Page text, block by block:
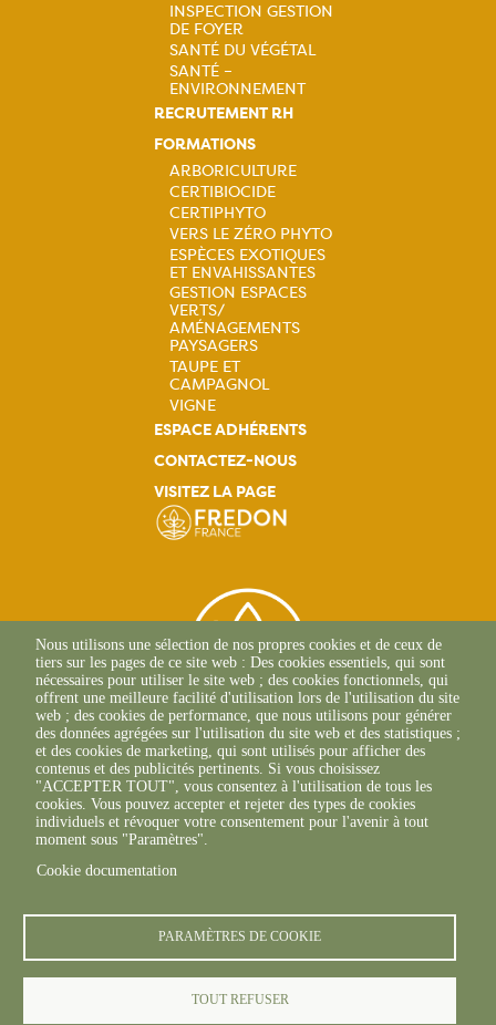
Navigation
principale
INSPECTION GESTION
DE FOYER
SANTÉ DU VÉGÉTAL
SANTÉ –
ENVIRONNEMENT
RECRUTEMENT RH
FORMATIONS
Navigation
principale
ARBORICULTURE
CERTIBIOCIDE
CERTIPHYTO
VERS LE ZÉRO PHYTO
ESPÈCES EXOTIQUES
ET ENVAHISSANTES
GESTION ESPACES
VERTS/
AMÉNAGEMENTS
PAYSAGERS
TAUPE ET
CAMPAGNOL
VIGNE
ESPACE ADHÉRENTS
CONTACTEZ-NOUS
VISITEZ LA PAGE
2 Allée Du Lazio
69800 SAINT-PRIEST
+33(0)4 37 43 40 70
footer6content
Nous utilisons une sélection de nos propres cookies et de ceux de
tiers sur les pages de ce site web : Des cookies essentiels, qui sont
nécessaires pour utiliser le site web ; des cookies fonctionnels, qui
offrent une meilleure facilité d'utilisation lors de l'utilisation du site
web ; des cookies de performance, que nous utilisons pour générer
des données agrégées sur l'utilisation du site web et des statistiques ;
et des cookies de marketing, qui sont utilisés pour afficher des
contenus et des publicités pertinents. Si vous choisissez
"ACCEPTER TOUT", vous consentez à l'utilisation de tous les
cookies. Vous pouvez accepter et rejeter des types de cookies
individuels et révoquer votre consentement pour l'avenir à tout
moment sous "Paramètres".
Cookie documentation
PARAMÈTRES DE COOKIE
TOUT REFUSER